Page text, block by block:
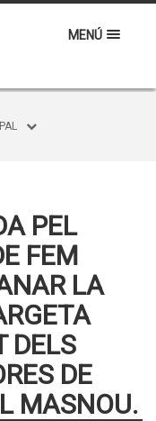
MENÚ
PEL
FEM
LA
DELS
DE
MASNOU.